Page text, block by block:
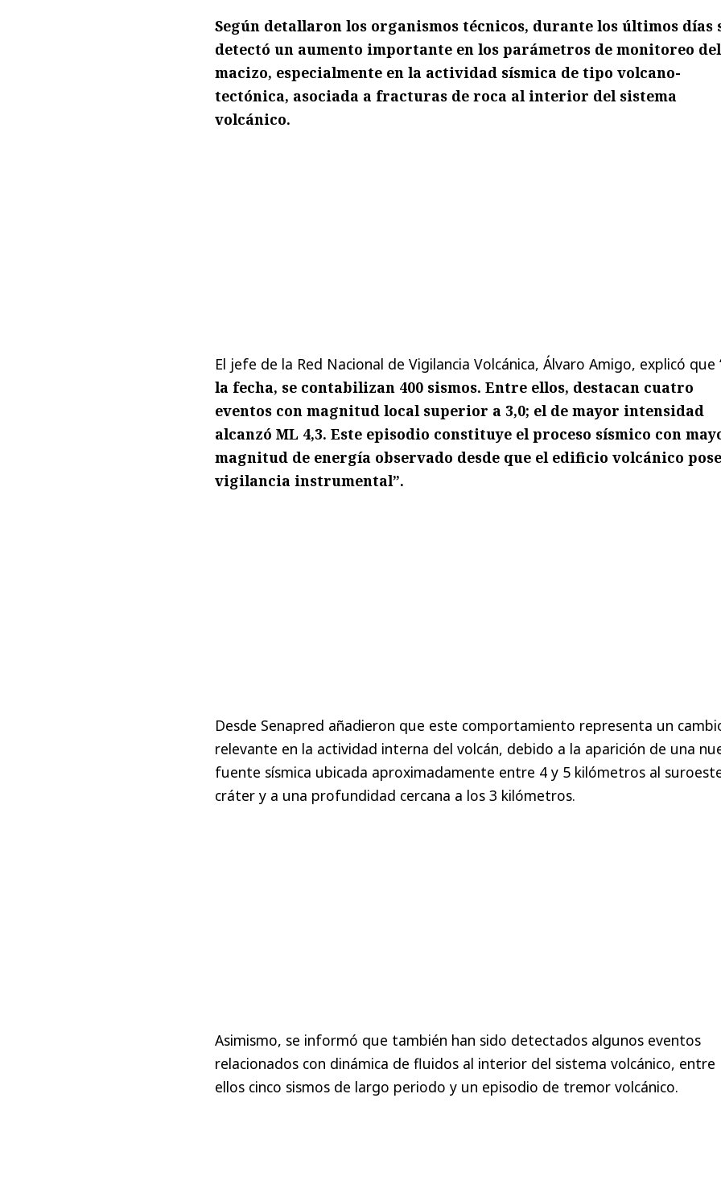
Según detallaron los organismos técnicos, durante los últimos días
detectó un aumento importante en los parámetros de monitoreo del
macizo, especialmente en la actividad sísmica de tipo volcano-
tectónica, asociada a fracturas de roca al interior del sistema
volcánico.
El jefe de la Red Nacional de Vigilancia Volcánica, Álvaro Amigo, explicó que
la fecha, se contabilizan 400 sismos. Entre ellos, destacan cuatro
eventos con magnitud local superior a 3,0; el de mayor intensidad
alcanzó ML 4,3. Este episodio constituye el proceso sísmico con
magnitud de energía observado desde que el edificio volcánico
vigilancia instrumental”.
Desde Senapred añadieron que este comportamiento representa un
relevante en la actividad interna del volcán, debido a la aparición de una
fuente sísmica ubicada aproximadamente entre 4 y 5 kilómetros al
cráter y a una profundidad cercana a los 3 kilómetros.
Asimismo, se informó que también han sido detectados algunos eventos
relacionados con dinámica de fluidos al interior del sistema volcánico, entre
ellos cinco sismos de largo periodo y un episodio de tremor volcánico.